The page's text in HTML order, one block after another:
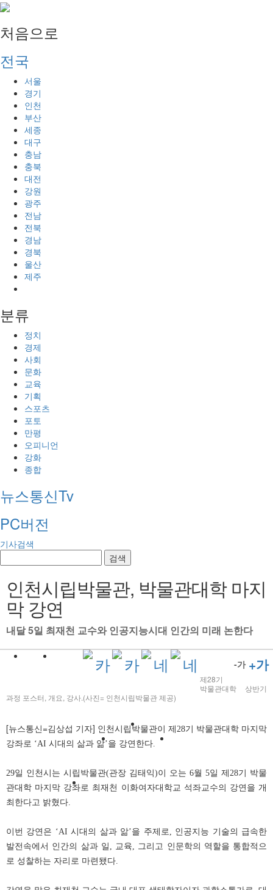
처음으로
전국
서울
경기
인천
부산
세종
대구
충남
충북
대전
강원
광주
전남
전북
경남
경북
울산
제주
분류
정치
경제
사회
문화
교육
기획
스포츠
포토
만평
오피니언
강화
종합
뉴스통신Tv
PC버전
기사검색
검색
인천시립박물관, 박물관대학 마지
막 강연
내달 5일 최재천 교수와 인공지능시대 인간의 미래 논한다
-가 +가
제28기
박물관대학 상반기
과정 포스터, 개요, 강사.(사진= 인천시립박물관 제공)
[뉴스통신=김상섭 기자] 인천시립박물관이 제28기 박물관대학 마지막
강좌로 ‘AI 시대의 삶과 앎’을 강연한다.
29일 인천시는 시립박물관(관장 김태익)이 오는 6월 5일 제28기 박물
관대학 마지막 강좌로 최재천 이화여자대학교 석좌교수의 강연을 개
최한다고 밝혔다.
이번 강연은 ‘AI 시대의 삶과 앎’을 주제로, 인공지능 기술의 급속한
발전속에서 인간의 삶과 일, 교육, 그리고 인문학의 역할을 통합적으
로 성찰하는 자리로 마련됐다.